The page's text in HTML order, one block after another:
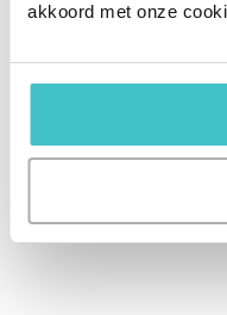
akkoord met onze